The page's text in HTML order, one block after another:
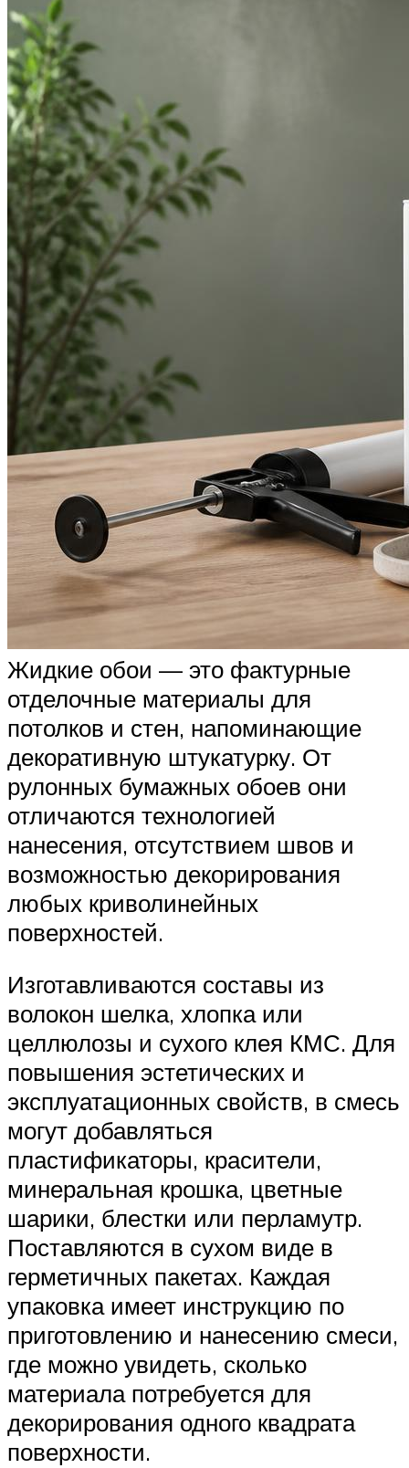
Жидкие обои — это фактурные
отделочные материалы для
потолков и стен, напоминающие
декоративную штукатурку. От
рулонных бумажных обоев они
отличаются технологией
нанесения, отсутствием швов и
возможностью декорирования
любых криволинейных
поверхностей.
Изготавливаются составы из
волокон шелка, хлопка или
целлюлозы и сухого клея КМС. Для
повышения эстетических и
эксплуатационных свойств, в смесь
могут добавляться
пластификаторы, красители,
минеральная крошка, цветные
шарики, блестки или перламутр.
Поставляются в сухом виде в
герметичных пакетах. Каждая
упаковка имеет инструкцию по
приготовлению и нанесению смеси,
где можно увидеть, сколько
материала потребуется для
декорирования одного квадрата
поверхности.